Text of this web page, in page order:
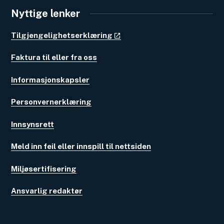
Nyttige lenker
Tilgjengelighetserklæring
Faktura til eller fra oss
Informasjonskapsler
Personvernerklæring
Innsynsrett
Meld inn feil eller innspill til nettsiden
Miljøsertifisering
Ansvarlig redaktør